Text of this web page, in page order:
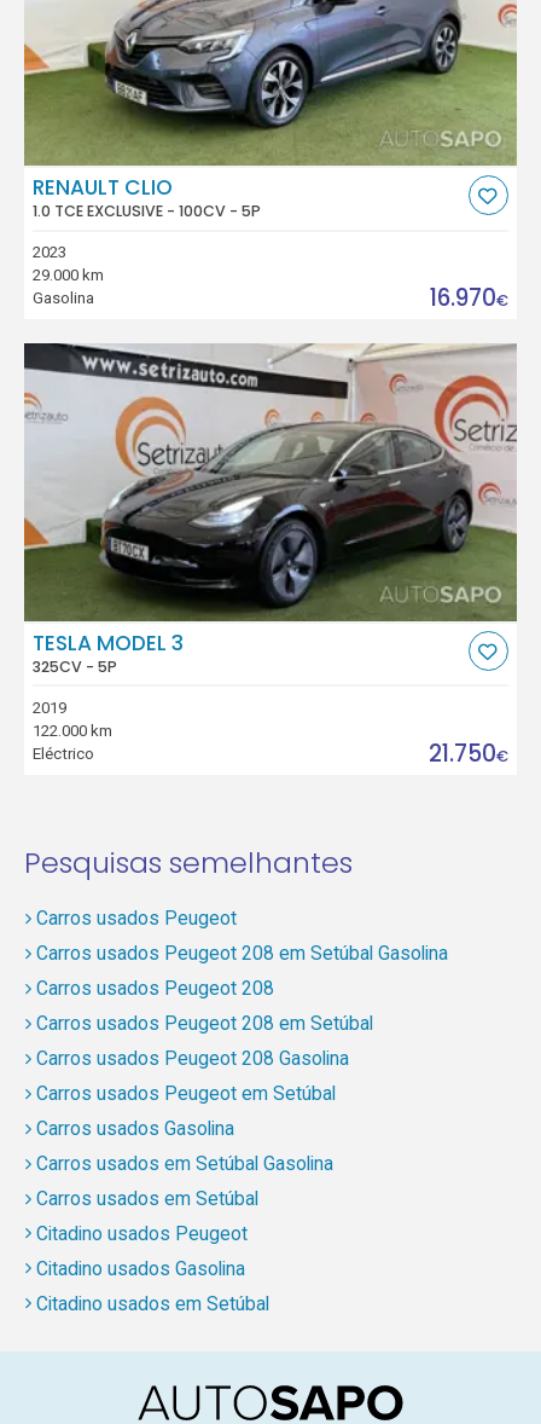
RENAULT CLIO
1.0 TCE EXCLUSIVE - 100CV - 5P
2023
29.000 km
Gasolina
16.970€
TESLA MODEL 3
325CV - 5P
2019
122.000 km
Eléctrico
21.750€
Pesquisas semelhantes
Carros usados Peugeot
Carros usados Peugeot 208 em Setúbal Gasolina
Carros usados Peugeot 208
Carros usados Peugeot 208 em Setúbal
Carros usados Peugeot 208 Gasolina
Carros usados Peugeot em Setúbal
Carros usados Gasolina
Carros usados em Setúbal Gasolina
Carros usados em Setúbal
Citadino usados Peugeot
Citadino usados Gasolina
Citadino usados em Setúbal